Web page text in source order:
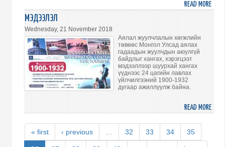
ҮГ
READ MORE
МЭДЭЭЛЭЛ
Wednesday, 21 November 2018
Аялал жуулчлалын хөгжлийн
төвөөс Монгол Улсад аялах
гадаадын жуулчдын аюулгүй
байдлыг хангах, хэрэгцээт
мэдээллээр шуурхай хангах
үүднээс 24 цагийн лавлах
үйлчилгээний 1900-1932
дугаар ажиллуулж байна.
READ MORE
« first ‹ previous 32 33 34 35